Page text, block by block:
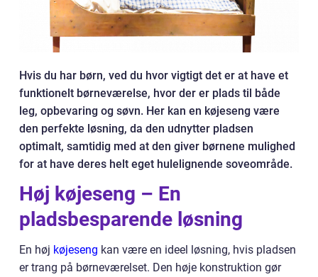
Hvis du har børn, ved du hvor vigtigt det er at have et
funktionelt børneværelse, hvor der er plads til både
leg, opbevaring og søvn. Her kan en køjeseng være
den perfekte løsning, da den udnytter pladsen
optimalt, samtidig med at den giver børnene mulighed
for at have deres helt eget hulelignende soveområde.
Høj køjeseng – En
pladsbesparende løsning
En høj køjeseng kan være en ideel løsning, hvis pladsen
er trang på børneværelset. Den høje konstruktion gør